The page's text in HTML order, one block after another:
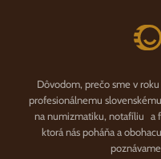
Dôvodom, prečo sme v
profesionálnemu
na numizmatiku, notafíliu a
ktorá nás poháňa a